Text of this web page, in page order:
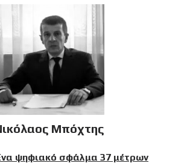
Μπόχτης
ψηφιακό σφάλμα 37 μέτρων